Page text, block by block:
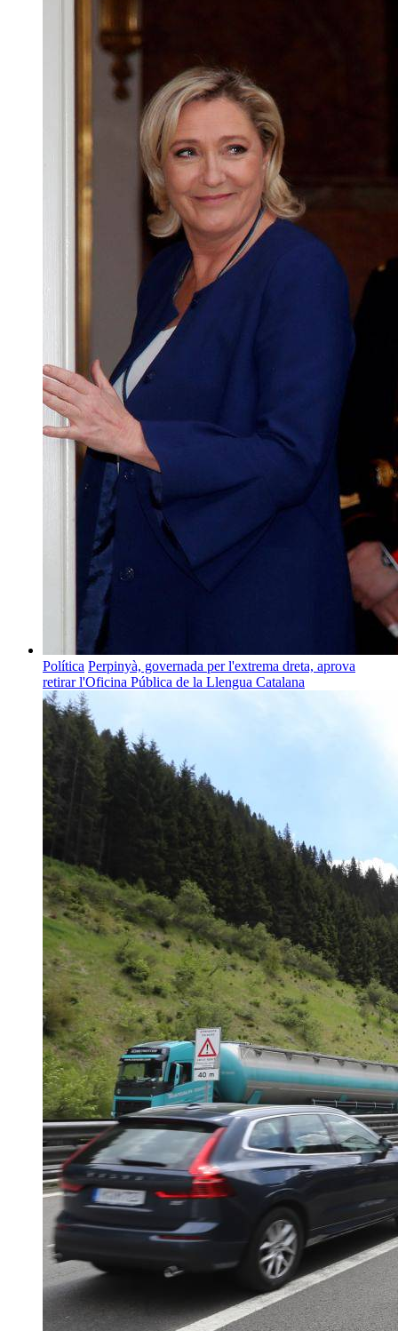
Política Perpinyà, governada per l'extrema dreta, aprova
retirar l'Oficina Pública de la Llengua Catalana